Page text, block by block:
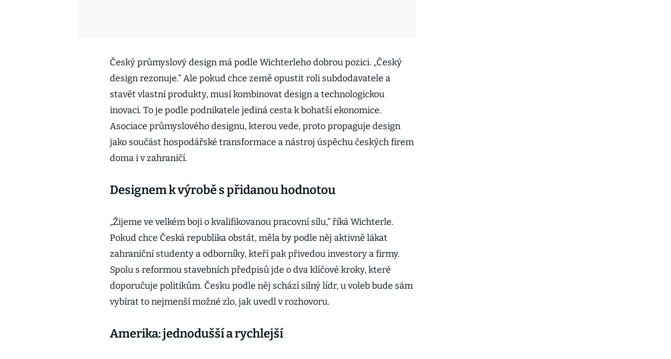
Český průmyslový design má podle Wichterleho dobrou pozici. „Český
design rezonuje.“ Ale pokud chce země opustit roli subdodavatele a
stavět vlastní produkty, musí kombinovat design a technologickou
inovaci. To je podle podnikatele jediná cesta k bohatší ekonomice.
Asociace průmyslového designu, kterou vede, proto propaguje design
jako součást hospodářské transformace a nástroj úspěchu českých firem
doma i v zahraničí.
Designem k výrobě s přidanou hodnotou
„Žijeme ve velkém boji o kvalifikovanou pracovní sílu,“ říká Wichterle.
Pokud chce Česká republika obstát, měla by podle něj aktivně lákat
zahraniční studenty a odborníky, kteří pak přivedou investory a firmy.
Spolu s reformou stavebních předpisů jde o dva klíčové kroky, které
doporučuje politikům. Česku podle něj schází silný lídr, u voleb bude sám
vybírat to nejmenší možné zlo, jak uvedl v rozhovoru.
Amerika: jednodušší a rychlejší